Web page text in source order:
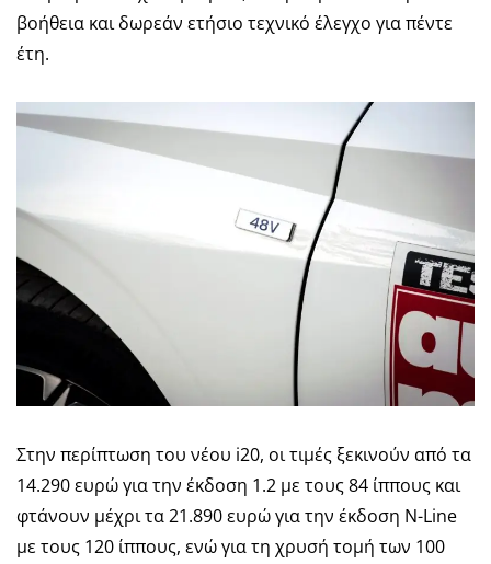
βοήθεια και δωρεάν ετήσιο τεχνικό έλεγχο για πέντε
έτη.
Στην περίπτωση του νέου i20, οι τιμές ξεκινούν από τα
14.290 ευρώ για την έκδοση 1.2 με τους 84 ίππους και
φτάνουν μέχρι τα 21.890 ευρώ για την έκδοση N-Line
με τους 120 ίππους, ενώ για τη χρυσή τομή των 100